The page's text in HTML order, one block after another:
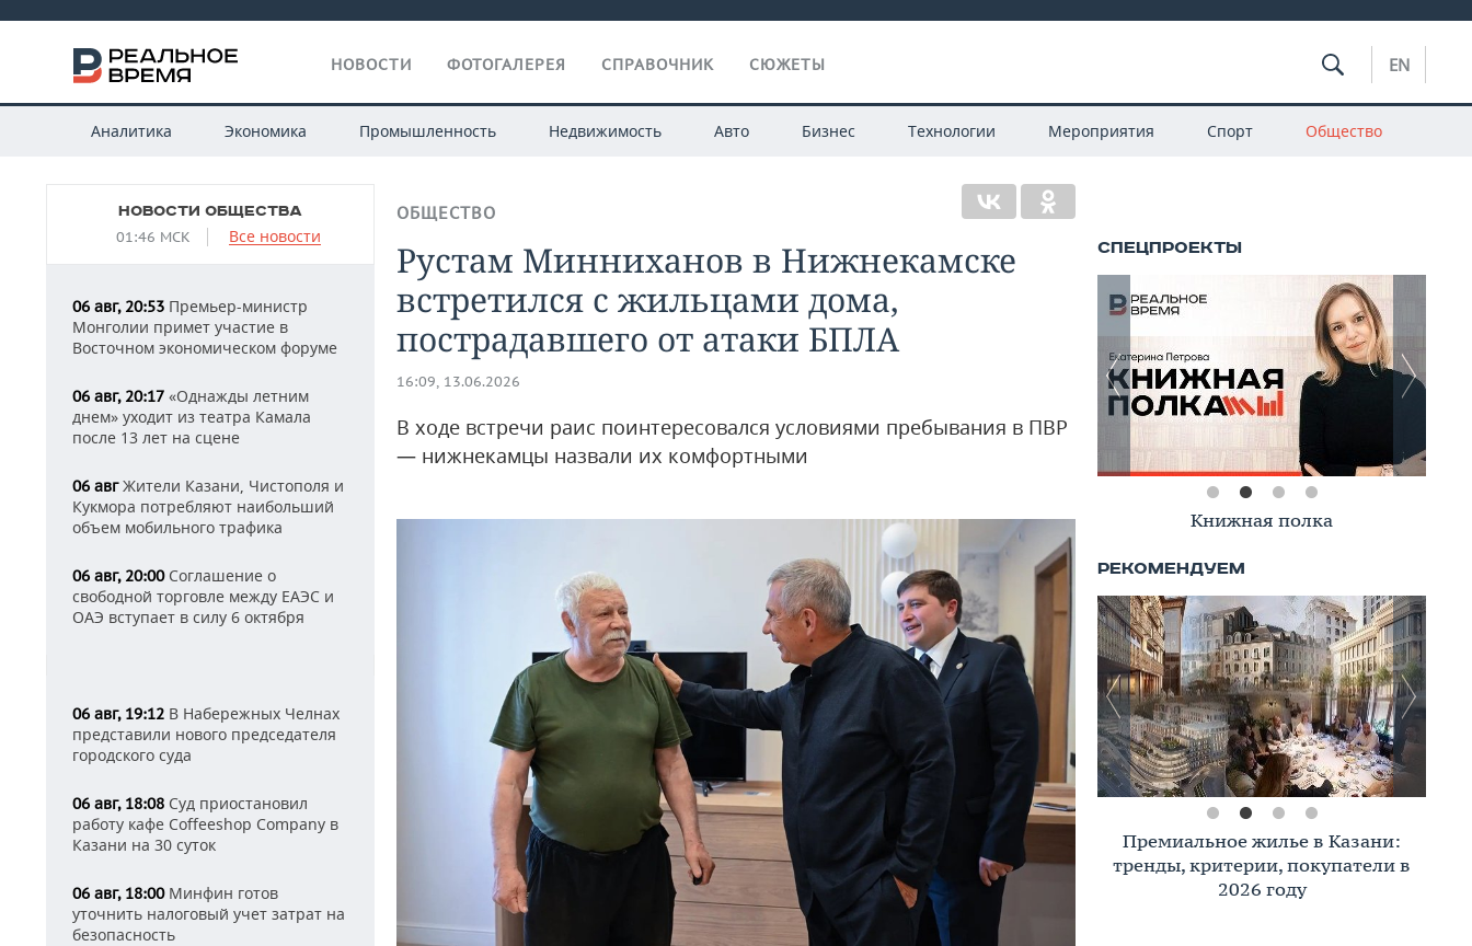
НОВОСТИ ФОТОГАЛЕРЕЯ СПРАВОЧНИК СЮЖЕТЫ EN
Аналитика Экономика Промышленность Недвижимость Авто Бизнес Технологии Мероприятия Спорт Общество
НОВОСТИ ОБЩЕСТВА
01:46 МСК Все новости
06 авг, 20:53 Премьер-министр
Монголии примет участие в
Восточном экономическом форуме
06 авг, 20:17 «Однажды летним
днем» уходит из театра Камала
после 13 лет на сцене
06 авгЖители Казани, Чистополя и
Кукмора потребляют наибольший
объем мобильного трафика
06 авг, 20:00Соглашение о
свободной торговле между ЕАЭС и
ОАЭ вступает в силу 6 октября
06 авг, 19:12 В Набережных Челнах
представили нового председателя
городского суда
06 авг, 18:08 Суд приостановил
работу кафе Coffeeshop Company в
Казани на 30 суток
06 авг, 18:00Минфин готов
уточнить налоговый учет затрат на
безопасность
ОБЩЕСТВО
Рустам Минниханов в Нижнекамске
встретился с жильцами дома,
пострадавшего от атаки БПЛА
16:09, 13.06.2026
В ходе встречи раис поинтересовался условиями пребывания в ПВР
— нижнекамцы назвали их комфортными
Книжная полка
Премиальное жилье в Казани:
тренды, критерии, покупатели в
2026 году